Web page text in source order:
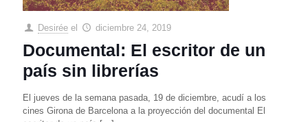
Desirée el diciembre 24, 2019
Documental: El escritor de un
país sin librerías
El jueves de la semana pasada, 19 de diciembre, acudí a los
cines Girona de Barcelona a la proyección del documental El